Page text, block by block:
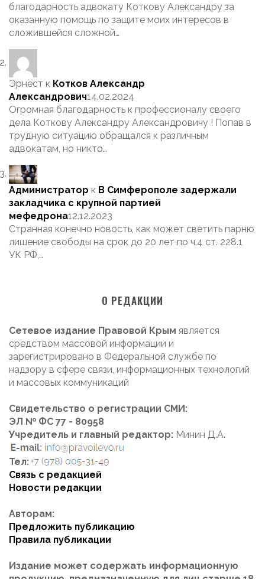
благодарность адвокату Коткову Александру за
оказанную помощь по защите моих интересов в
сложившейся сложной…
Эрнест к Котков Александр
Александрович14.02.2024
Огромная благодарность к профессионалу своего
дела Коткову Александру Александровичу ! Попав в
трудную ситуацию обращался к различным
адвокатам, но никто…
Администратор к В Симферополе задержали
закладчика с крупной партией
мефедрона12.12.2023
Странная конечно новость, как может светить парню
лишение свободы на срок до 20 лет по ч.4 ст. 228.1
УК РФ,…
О РЕДАКЦИИ
Сетевое издание Правовой Крым является
средством массовой информации и
зарегистрировано в Федеральной службе по
надзору в сфере связи, информационных технологий
и массовых коммуникаций
Свидетельство о регистрации СМИ:
ЭЛ № ФС 77 - 80958
Учредитель и главный редактор: Минин Д.А.
Тел:
Связь с редакцией
Новости редакции
Авторам:
Предложить публикацию
Правила публикации
Издание может содержать информационную